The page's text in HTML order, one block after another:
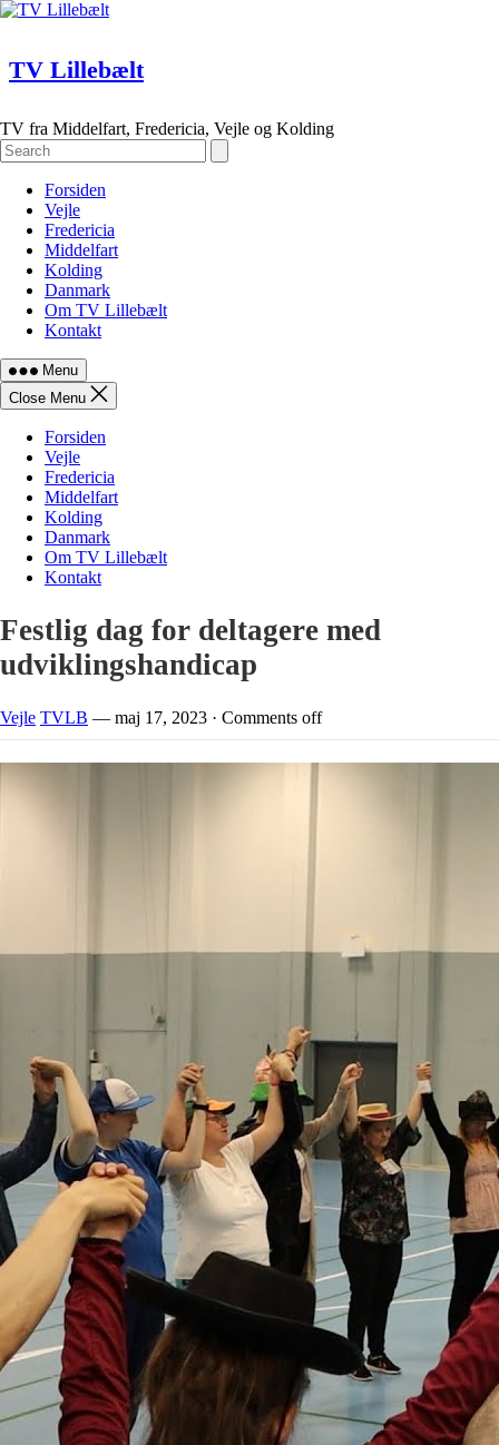
Skip
TV Lillebælt
TV fra Middelfart, Fredericia, Vejle og Kolding
Forsiden
Vejle
Fredericia
Middelfart
Kolding
Danmark
Om TV Lillebælt
Kontakt
Menu
Close Menu
Forsiden
Vejle
Fredericia
Middelfart
Kolding
Danmark
Om TV Lillebælt
Kontakt
Festlig dag for deltagere med
udviklingshandicap
Vejle TVLB — maj 17, 2023 · Comments off